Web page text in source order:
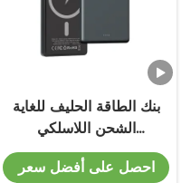
بنك الطاقة الحليف للغاية
الشحن اللاسلكي
5000mAh مع خروج ABS
Pc Type C 5V/2.4A
احصل على أفضل سعر